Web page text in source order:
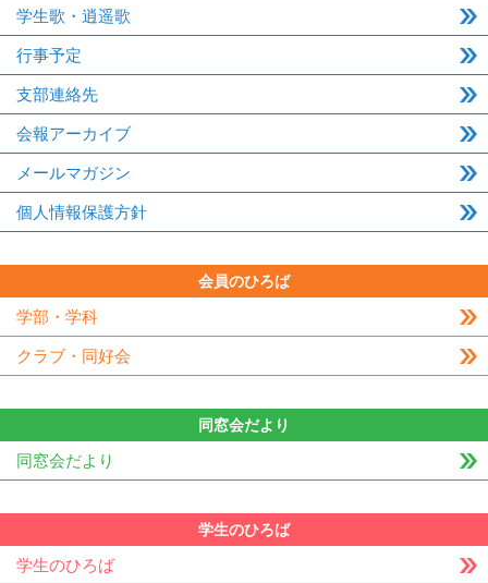
学生歌・逍遥歌
行事予定
支部連絡先
会報アーカイブ
メールマガジン
個人情報保護方針
会員のひろば
学部・学科
クラブ・同好会
同窓会だより
同窓会だより
学生のひろば
学生のひろば